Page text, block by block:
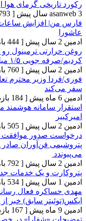
گرمای هوا این هفته
[ 793 بازدید ]
ساعات کار مترو
[ 444 بازدید ]
ترمینول رو همانند
دلاری در هزینه ها
[ 760 بازدید ]
وزیر محترم تعاون ،کار و
[ 184 بازدید ]
هوشمند مدیریت
[ 505 بازدید ]
موافقت اصولی طرح
[ 792 بازدید ]
و یک خدمات جدید در
[ 534 بازدید ]
فعال رسانه ای بندر
سابق) خبر از برنامه ای
[ 167 بازدید ]